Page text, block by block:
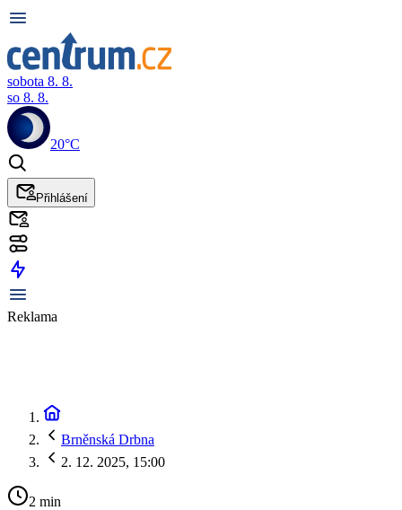
sobota 8. 8.
so 8. 8.
20°C
Přihlášení
Reklama
Brněnská Drbna
2. 12. 2025, 15:00
2 min